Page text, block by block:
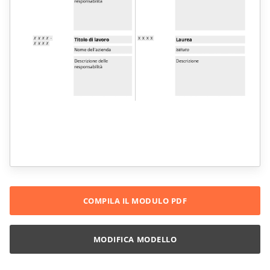
COMPILA IL MODULO PDF
MODIFICA MODELLO